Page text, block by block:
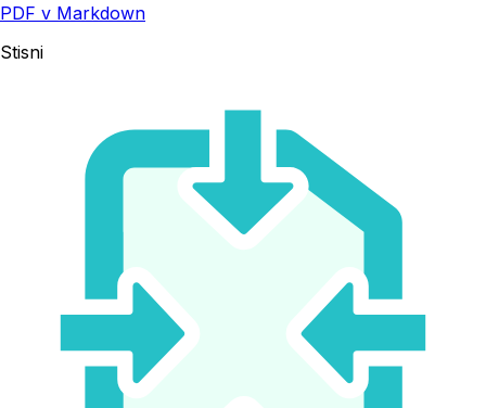
PDF v Markdown
Stisni